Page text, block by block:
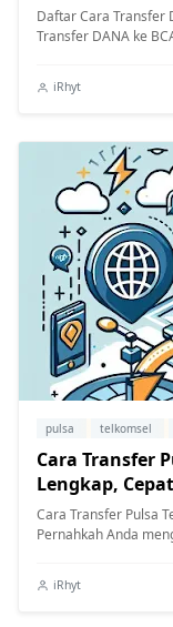
Daftar Cara Transfer
Transfer DANA ke
iRhyt
pulsa telkomsel
Cara Transfer
Lengkap,
Cara Transfer Pulsa
Pernahkah Anda
iRhyt